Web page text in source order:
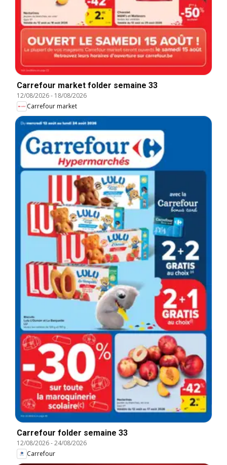
Carrefour market folder semaine 33
12/08/2026- 18/08/2026
Carrefour market
Carrefour folder semaine 33
12/08/2026-24/08/2026
Carrefour